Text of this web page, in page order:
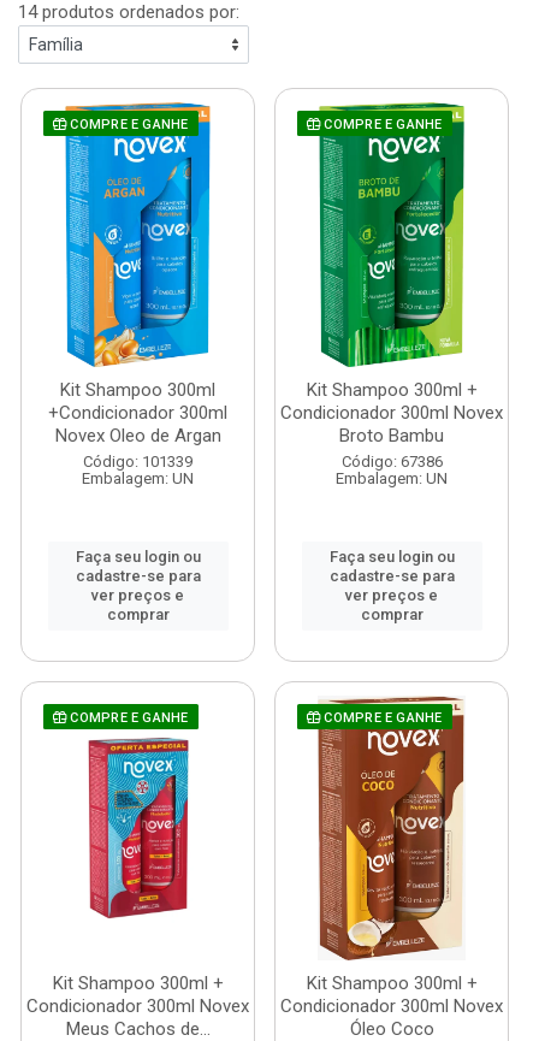
14 produtos ordenados por:
COMPRE E GANHE
Kit Shampoo 300ml
+Condicionador 300ml
Novex Oleo de Argan
Código: 101339
Embalagem: UN
Faça seu login ou
cadastre-se para
ver preços e
comprar
COMPRE E GANHE
Kit Shampoo 300ml +
Condicionador 300ml Novex
Broto Bambu
Código: 67386
Embalagem: UN
Faça seu login ou
cadastre-se para
ver preços e
comprar
COMPRE E GANHE
Kit Shampoo 300ml +
Condicionador 300ml Novex
Meus Cachos de...
COMPRE E GANHE
Kit Shampoo 300ml +
Condicionador 300ml Novex
Óleo Coco